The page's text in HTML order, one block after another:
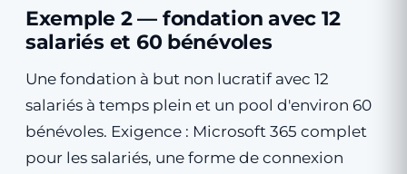
Exemple 2 — fondation avec 12
salariés et 60 bénévoles
Une fondation à but non lucratif avec 12
salariés à temps plein et un pool d'environ 60
bénévoles. Exigence : Microsoft 365 complet
pour les salariés, une forme de connexion